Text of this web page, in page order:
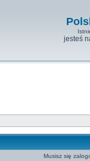
jesteś
Musisz się